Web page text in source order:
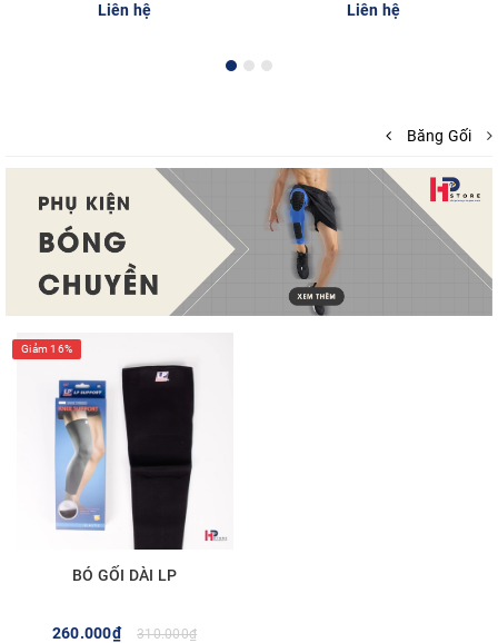
Liên hệ
Liên hệ
Băng Gối
Giảm 16%
BÓ GỐI DÀI LP
260.000₫ 310.000₫